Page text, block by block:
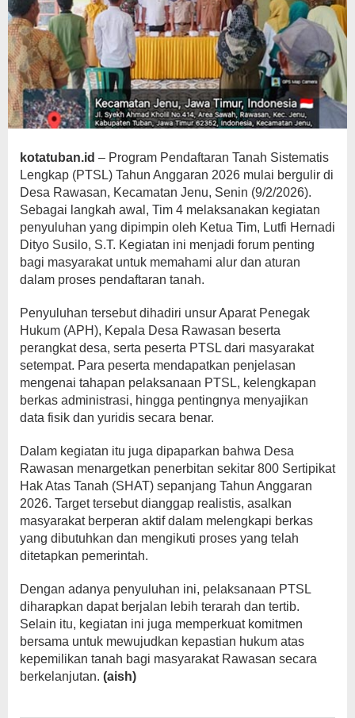
kotatuban.id – Program Pendaftaran Tanah Sistematis
Lengkap (PTSL) Tahun Anggaran 2026 mulai bergulir di
Desa Rawasan, Kecamatan Jenu, Senin (9/2/2026).
Sebagai langkah awal, Tim 4 melaksanakan kegiatan
penyuluhan yang dipimpin oleh Ketua Tim, Lutfi Hernadi
Dityo Susilo, S.T. Kegiatan ini menjadi forum penting
bagi masyarakat untuk memahami alur dan aturan
dalam proses pendaftaran tanah.
Penyuluhan tersebut dihadiri unsur Aparat Penegak
Hukum (APH), Kepala Desa Rawasan beserta
perangkat desa, serta peserta PTSL dari masyarakat
setempat. Para peserta mendapatkan penjelasan
mengenai tahapan pelaksanaan PTSL, kelengkapan
berkas administrasi, hingga pentingnya menyajikan
data fisik dan yuridis secara benar.
Dalam kegiatan itu juga dipaparkan bahwa Desa
Rawasan menargetkan penerbitan sekitar 800 Sertipikat
Hak Atas Tanah (SHAT) sepanjang Tahun Anggaran
2026. Target tersebut dianggap realistis, asalkan
masyarakat berperan aktif dalam melengkapi berkas
yang dibutuhkan dan mengikuti proses yang telah
ditetapkan pemerintah.
Dengan adanya penyuluhan ini, pelaksanaan PTSL
diharapkan dapat berjalan lebih terarah dan tertib.
Selain itu, kegiatan ini juga memperkuat komitmen
bersama untuk mewujudkan kepastian hukum atas
kepemilikan tanah bagi masyarakat Rawasan secara
berkelanjutan. (aish)